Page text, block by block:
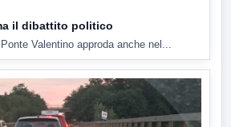
il dibattito politico
Valentino approda anche nel...